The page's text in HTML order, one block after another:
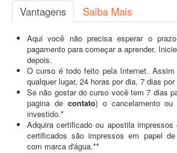
Vantagens Saiba Mais
Aqui você não precisa esperar o
pagamento para começar a aprender.
depois.
O curso é todo feito pela Internet.
qualquer lugar, 24 horas por dia, 7 dias
Se não gostar do curso você tem 7 dias
pagina de contato) o cancelamento
investido.*
Adquira certificado ou apostila
certificados são impressos em papel
com marca d'água.**